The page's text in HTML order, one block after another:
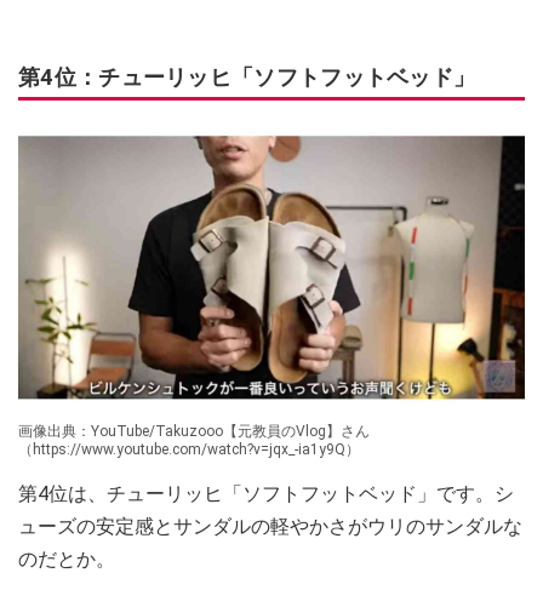
第4位：チューリッヒ「ソフトフットベッド」
画像出典：YouTube/Takuzooo【元教員のVlog】さん
（https://www.youtube.com/watch?v=jqx_-ia1y9Q）
第4位は、チューリッヒ「ソフトフットベッド」です。シ
ューズの安定感とサンダルの軽やかさがウリのサンダルな
のだとか。